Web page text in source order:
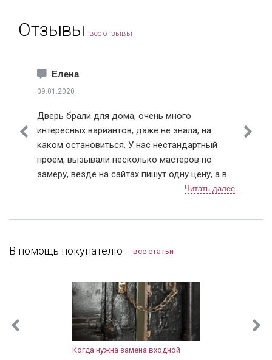
Отзывы все отзывы
Елена
09.01.2020
Дверь брали для дома, очень много
интересных вариантов, даже не знала, на
каком остановиться. У нас нестандартный
проем, вызывали несколько мастеров по
замеру, везде на сайтах пишут одну цену, а в
итоге по приезду она в 3 раза вырастает. Ну
так сильно цена на сайте отличается от
сайте и после замера соответствовала (с
проводили в декабре, так что морозостойкие
качества уже успели оценить. Тамбура у нас
нет, переживала, что дверь будет «потеть» из-
за температурных перепадов. Но ничего не
промерзает и конденсат не скапливается, как
В помощь покупателю все статьи
Когда нужна замена входной